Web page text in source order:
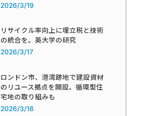
2026/3/19
リサイクル率向上に埋立税と技術
の統合を。英大学の研究
2026/3/17
ロンドン市、港湾跡地で建設資材
のリユース拠点を開設。循環型住
宅地の取り組みも
2026/3/16